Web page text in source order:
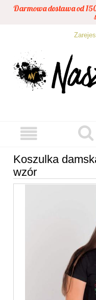
Darmowa dostawa od
Koszulka
wzór